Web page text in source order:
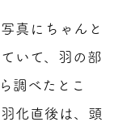
真にちゃんと
いて、羽の部
調べたとこ
化直後は、頭